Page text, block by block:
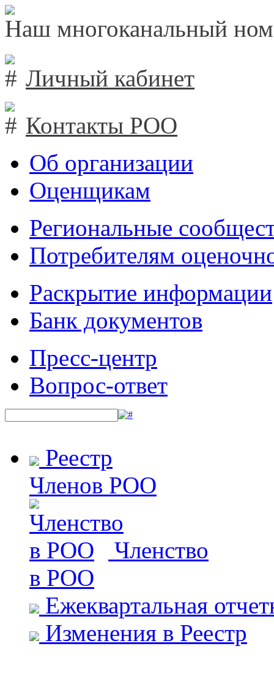
Наш многоканальный
Личный кабинет
Контакты РОО
Об организации
Оценщикам
Региональные
Потребителям
Раскрытие информации
Банк документов
Пресс-центр
Вопрос-ответ
Реестр
Членов РОО
Членство
в РОО
Ежеквартальная
Изменения в Реестр